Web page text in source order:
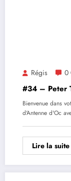
Régis 0
#34 – Peter
Bienvenue dans
d'Antenne d'Oc
Lire la suite